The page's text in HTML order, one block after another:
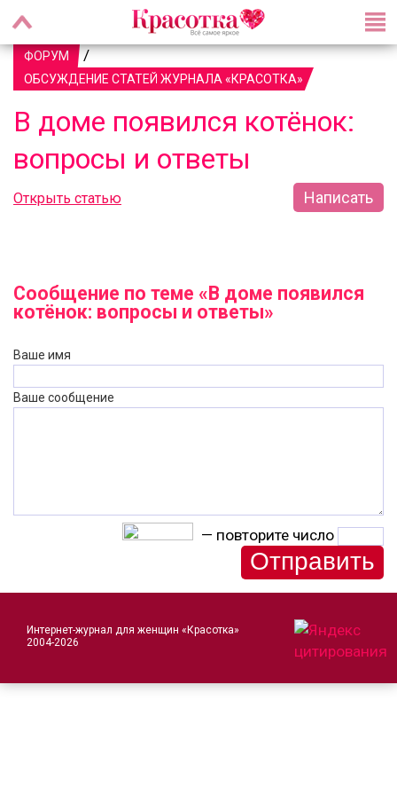
ФОРУМ /
ОБСУЖДЕНИЕ СТАТЕЙ ЖУРНАЛА «КРАСОТКА»
В доме появился котёнок:
вопросы и ответы
Открыть статью Написать
Сообщение по теме «В доме появился
котёнок: вопросы и ответы»
Ваше имя
Ваше сообщение
— повторите число
Интернет-журнал для женщин «Красотка»
2004-2026